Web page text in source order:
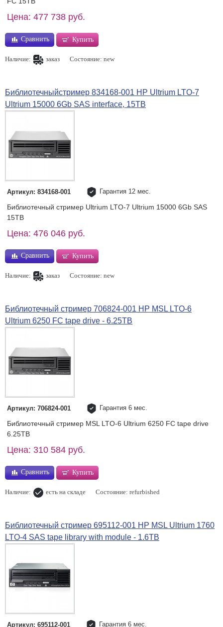
Цена: 477 738 руб.
Сравнить Купить
Наличие: заказ Состояние: new
Библиотечныйстример 834168-001 HP Ultrium LTO-7
Ultrium 15000 6Gb SAS interface, 15TB
Артикул: 834168-001 Гарантия 12 мес.
Библиотечный стример Ultrium LTO-7 Ultrium 15000 6Gb SAS
15TB
Цена: 476 046 руб.
Сравнить Купить
Наличие: заказ Состояние: new
Библиотечный стример 706824-001 HP MSL LTO-6
Ultrium 6250 FC tape drive - 6.25TB
Артикул: 706824-001 Гарантия 6 мес.
Библиотечный стример MSL LTO-6 Ultrium 6250 FC tape drive
6.25TB
Цена: 310 584 руб.
Сравнить Купить
Наличие: есть на складе Состояние: refurbished
Библиотечный стример 695112-001 HP MSL Ultrium 1760
LTO-4 SAS tape library with module - 1.6TB
Артикул: 695112-001 Гарантия 6 мес.